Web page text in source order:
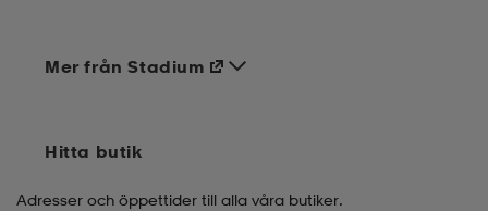
Mer från Stadium
Hitta butik
Adresser och öppettider till alla våra butiker.